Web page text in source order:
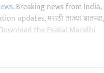
. Breaking news from India,
updates, मराठी ताज्या बातम्या,
Download the Esakal Marathi